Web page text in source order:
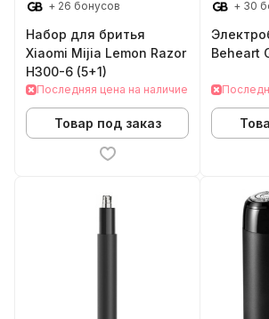
+ 26 бонусов
Набор для бритья
Xiaomi Mijia Lemon Razor
H300-6 (5+1)
Последняя цена на наличие
Товар под заказ
+ 30
Beheart